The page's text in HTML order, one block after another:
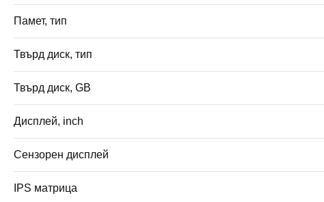
Памет, тип
Твърд диск, тип
Твърд диск, GB
Дисплей, inch
Сензорен дисплей
IPS матрица